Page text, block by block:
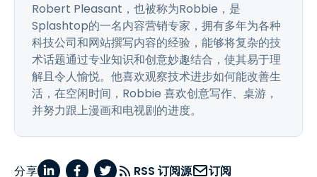
Robert Pleasant，也被称为Robbie，是
Splashtop的一名内容营销专家，拥有多年为各种
科技公司和网站撰写内容的经验，能够将复杂的技
术话题通过专业知识和创意妙趣结合，使其易于理
解且令人愉悦。他喜欢观察技术进步如何能改善生
活，在空闲时间，Robbie 喜欢创意写作、桌游，
并努力跟上漫画和电视剧的进度。
分享 RSS 订阅源 订阅